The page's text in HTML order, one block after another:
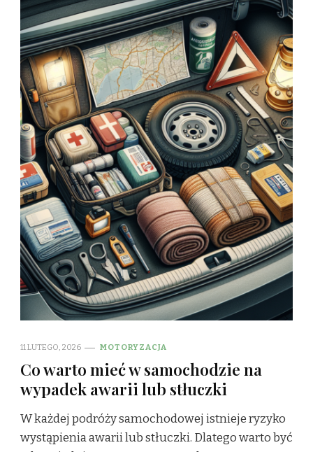
11 LUTEGO, 2026 MOTORYZACJA
Co warto mieć w samochodzie na
wypadek awarii lub stłuczki
W każdej podróży samochodowej istnieje ryzyko
wystąpienia awarii lub stłuczki. Dlatego warto być